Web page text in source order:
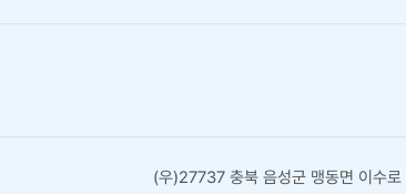
(우)27737 충북 음성군 맹동면 이수